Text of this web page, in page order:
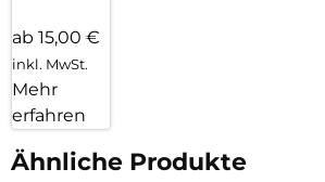
ab 15,00 €
inkl. MwSt.
Mehr
erfahren
Ähnliche Produkte